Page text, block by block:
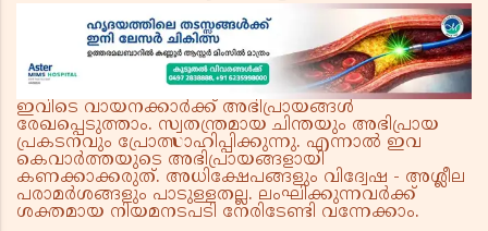
ഇവിടെ വായനക്കാർക്ക് അഭിപ്രായങ്ങൾ
രേഖപ്പെടുത്താം. സ്വതന്ത്രമായ ചിന്തയും അഭിപ്രായ
പ്രകടനവും പ്രോത്സാഹിപ്പിക്കുന്നു. എന്നാൽ ഇവ
കെവാർത്തയുടെ അഭിപ്രായങ്ങളായി
കണക്കാക്കരുത്. അധിക്ഷേപങ്ങളും വിദ്വേഷ - അശ്ലീല
പരാമർശങ്ങളും പാടുള്ളതല്ല. ലംഘിക്കുന്നവർക്ക്
ശക്തമായ നിയമനടപടി നേരിടേണ്ടി വന്നേക്കാം.